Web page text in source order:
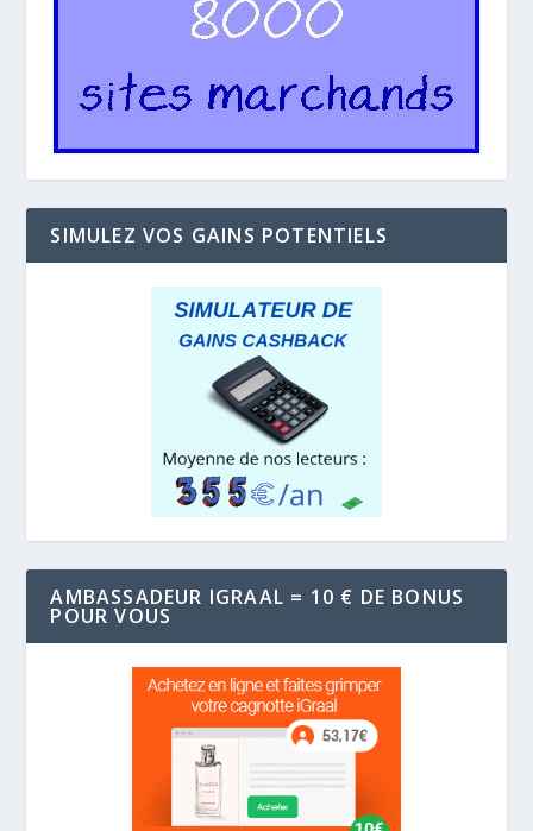
SIMULEZ VOS GAINS POTENTIELS
AMBASSADEUR IGRAAL = 10 € DE BONUS
POUR VOUS